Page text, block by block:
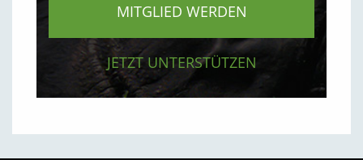
MITGLIED WERDEN
JETZT UNTERSTÜTZEN